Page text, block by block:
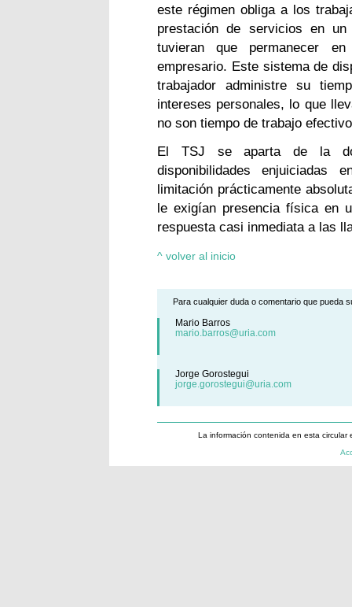
este régimen obliga a los
prestación de servicios en
tuvieran que permanecer
empresario. Este sistema de
trabajador administre su
intereses personales, lo que
no son tiempo de trabajo
El TSJ se aparta de la
disponibilidades
limitación prácticamente
le exigían presencia física en
respuesta casi inmediata a las
^ volver al inicio
Para cualquier duda o comentario que pueda
Mario Barros
mario.barros@uria.com
Jorge Gorostegui
jorge.gorostegui@uria.com
La información contenida en esta